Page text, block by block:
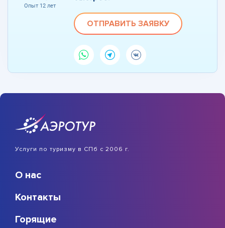
Опыт 12 лет
ОТПРАВИТЬ ЗАЯВКУ
Услуги по туризму в СПб с 2006 г.
О нас
Контакты
Горящие